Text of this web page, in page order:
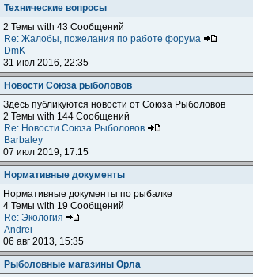
Технические вопросы
2 Темы with 43 Сообщений
Re: Жалобы, пожелания по работе форума
DmK
31 июл 2016, 22:35
Новости Союза рыболовов
Здесь публикуются новости от Союза Рыболовов
2 Темы with 144 Сообщений
Re: Новости Союза Рыболовов
Barbaley
07 июл 2019, 17:15
Нормативные документы
Нормативные документы по рыбалке
4 Темы with 19 Сообщений
Re: Экология
Andrei
06 авг 2013, 15:35
Рыболовные магазины Орла